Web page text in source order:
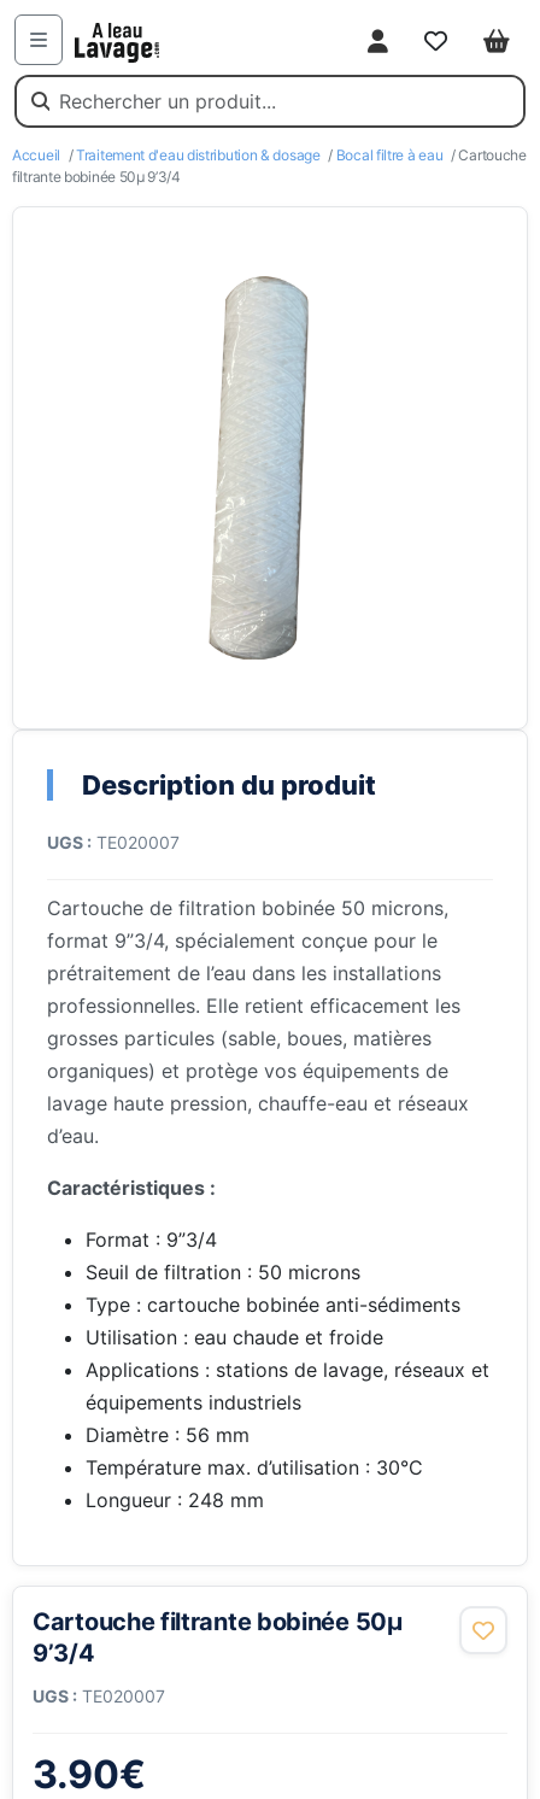
Menu
Mon compte
Favoris
Accueil /Traitement d'eau distribution & dosage / Bocal filtre à eau / Cartouche
filtrante bobinée 50µ 9’3/4
Description du produit
UGS : TE020007
Cartouche de filtration bobinée 50 microns,
format 9”3/4, spécialement conçue pour le
prétraitement de l’eau dans les installations
professionnelles. Elle retient efficacement les
grosses particules (sable, boues, matières
organiques) et protège vos équipements de
lavage haute pression, chauffe-eau et réseaux
d’eau.
Caractéristiques :
Format : 9”3/4
Seuil de filtration : 50 microns
Type : cartouche bobinée anti-sédiments
Utilisation : eau chaude et froide
Applications : stations de lavage, réseaux et
équipements industriels
Diamètre : 56 mm
Température max. d’utilisation : 30°C
Longueur : 248 mm
Cartouche filtrante bobinée 50µ
9’3/4
UGS : TE020007
3.90€